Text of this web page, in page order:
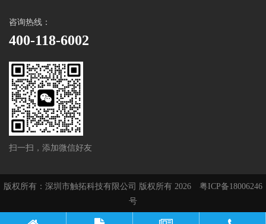
咨询热线：
400-118-6002
扫一扫，添加微信好友
版权所有：深圳市触拓科技有限公司 版权所有 2026 粤ICP备18006246
号